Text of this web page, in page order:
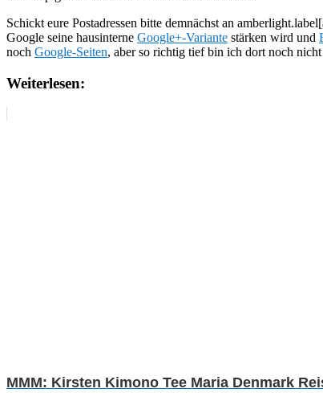
Schickt eure Postadressen bitte demnächst an
Google seine hausinterne Google+-Variante stärken wird und
noch Google-Seiten, aber so richtig tief bin ich dort noch
Weiterlesen:
MMM: Kirsten Kimono Tee Maria Denmark